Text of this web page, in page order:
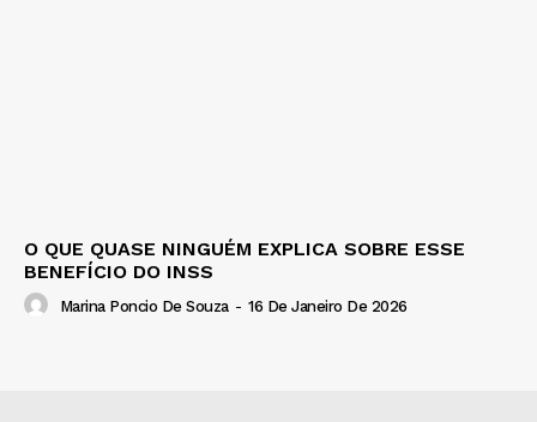
O QUE QUASE NINGUÉM EXPLICA SOBRE ESSE
BENEFÍCIO DO INSS
Marina Poncio De Souza - 16 De Janeiro De 2026